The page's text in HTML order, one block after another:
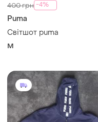
400 грн -4%
Puma
Світшот puma
M